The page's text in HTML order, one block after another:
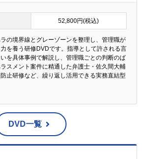
52,800円(税込)
の境界線とグレーゾーンを整理し、管理職が
を養う研修DVDです。指導として許される言
を具体事例で解説し、管理職ごとの判断のば
スメント案件に精通した弁護士・佐久間大輔
止研修など、繰り返し活用できる実務直結型
DVD一覧